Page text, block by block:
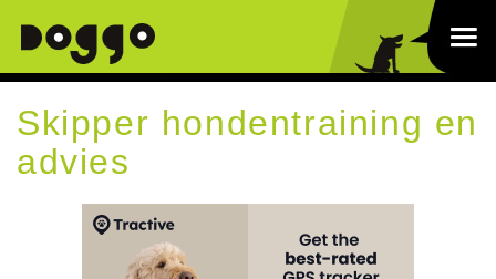
Skipper hondentraining en
advies